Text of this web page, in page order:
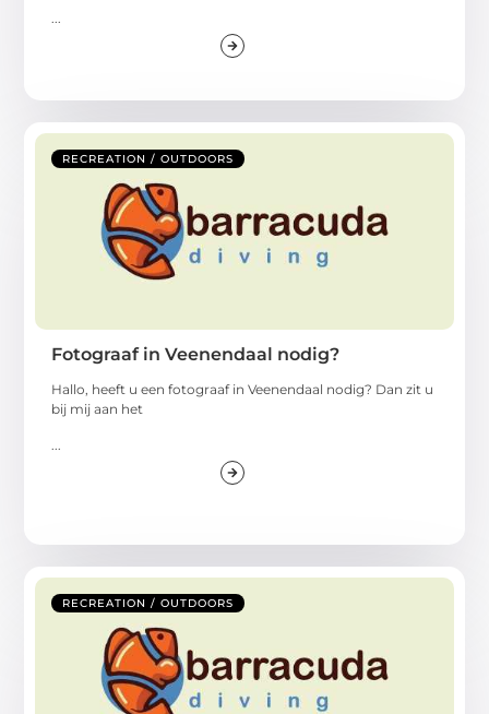
...
RECREATION / OUTDOORS
Fotograaf in Veenendaal nodig?
Hallo, heeft u een fotograaf in Veenendaal nodig? Dan zit u
bij mij aan het
RECREATION / OUTDOORS